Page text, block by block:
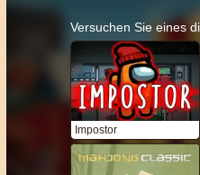
Versuchen Sie eines
Impostor